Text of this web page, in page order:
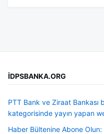
İDPSBANKA.ORG
PTT Bank ve Ziraat Bankası
kategorisinde yayın yapan
Haber Bültenine Abone Olun: